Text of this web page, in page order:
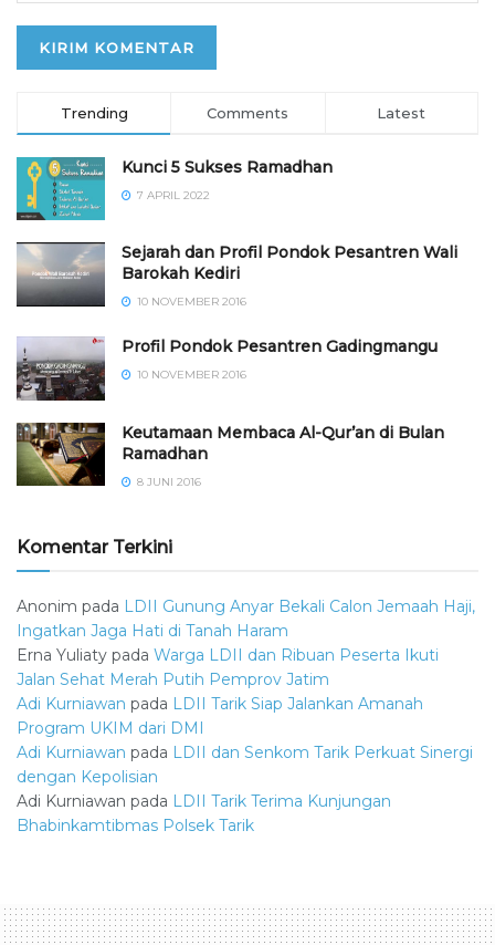
Trending Comments Latest
Kunci 5 Sukses Ramadhan
7 APRIL 2022
Sejarah dan Profil Pondok Pesantren Wali
Barokah Kediri
10 NOVEMBER 2016
⁠⁠⁠Profil Pondok Pesantren Gadingmangu
10 NOVEMBER 2016
Keutamaan Membaca Al-Qur’an di Bulan
Ramadhan
8 JUNI 2016
Komentar Terkini
Anonim pada LDII Gunung Anyar Bekali Calon Jemaah Haji,
Ingatkan Jaga Hati di Tanah Haram
Erna Yuliaty pada Warga LDII dan Ribuan Peserta Ikuti
Jalan Sehat Merah Putih Pemprov Jatim
Adi Kurniawan pada LDII Tarik Siap Jalankan Amanah
Program UKIM dari DMI
Adi Kurniawan pada LDII dan Senkom Tarik Perkuat Sinergi
dengan Kepolisian
Adi Kurniawan pada LDII Tarik Terima Kunjungan
Bhabinkamtibmas Polsek Tarik